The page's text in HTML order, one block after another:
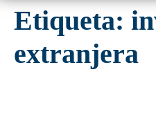
Etiqueta:
extranjera